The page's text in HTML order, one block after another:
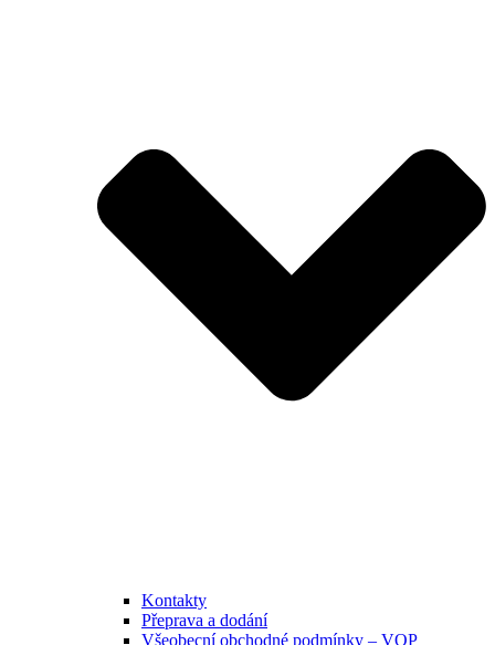
Kontakty
Přeprava a dodání
Všeobecní obchodné podmínky – VOP